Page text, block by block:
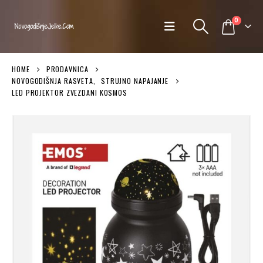
0
HOME
PRODAVNICA
NOVOGODIŠNJA RASVETA
STRUJNO NAPAJANJE
LED PROJEKTOR ZVEZDANI KOSMOS